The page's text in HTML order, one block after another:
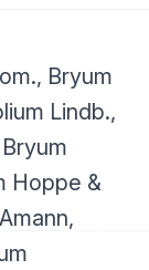
Bryum
Lindb.,
Hoppe &